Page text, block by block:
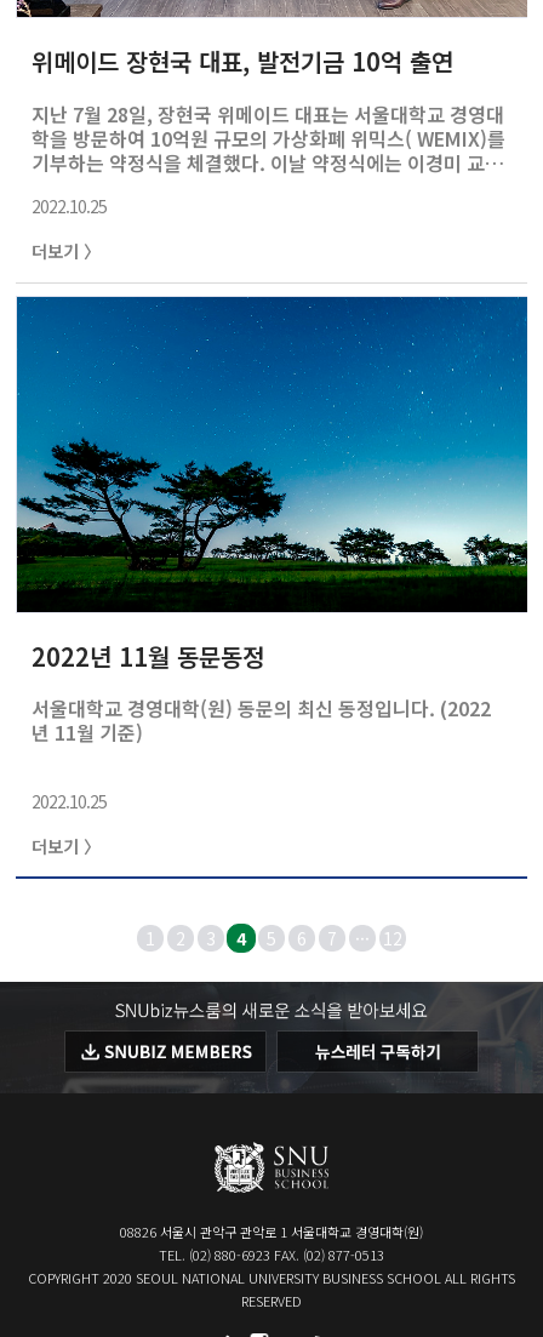
위메이드 장현국 대표, 발전기금 10억 출연
지난 7월 28일, 장현국 위메이드 대표는 서울대학교 경영대
학을 방문하여 10억원 규모의 가상화폐 위믹스( WEMIX)를
기부하는 약정식을 체결했다. 이날 약정식에는 이경미 교
교수가 참석했다. 협약식은 지난 9월 5일 서울대학교 관악
표, 오세정 서울대 총장과 김상훈 경영대 학장, 서울대 발전
기금 상임이사 채준 교수 등이 참석했다. 이번 협약을 통해
위데이드는 10억원 상당의 위믹스를 'SNUbiz 창업 펀
드'로 서울대학교 경영대학에 전달한다. 기부금은 경영대학
학생들의 교육, 창업 활동 지원에 사용된다. 장현국 위메이
드 대표는 "서울대가 세계를 선도할 도전적인 인재 양성과
창업을 위해 잘 활..
2022.10.25
더보기 〉
2022년 11월 동문동정
서울대학교 경영대학(원) 동문의 최신 동정입니다. (2022
년 11월 기준)
2022.10.25
더보기 〉
1 2 3 4 5 6 7 ··· 12
08826 서울시 관악구 관악로 1 서울대학교 경영대학(원)
TEL. (02) 880-6923 FAX. (02) 877-0513
COPYRIGHT 2020 SEOUL NATIONAL UNIVERSITY BUSINESS SCHOOL ALL RIGHTS
RESERVED